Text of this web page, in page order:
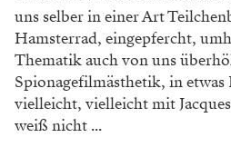
uns selber in einer Art
Hamsterrad, eingepfercht,
Thematik auch von uns
Spionagefilmästhetik, in
vielleicht, vielleicht mit
weiß nicht ...